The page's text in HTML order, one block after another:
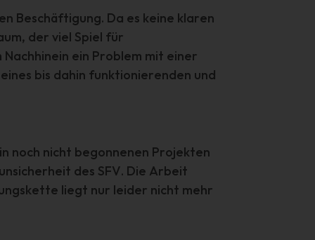
Beschäftigung. Da es keine klaren
der viel Spiel für
ein Problem mit einer
bis dahin funktionierenden und
noch nicht begonnenen Projekten
des SFV. Die Arbeit
liegt nur leider nicht mehr